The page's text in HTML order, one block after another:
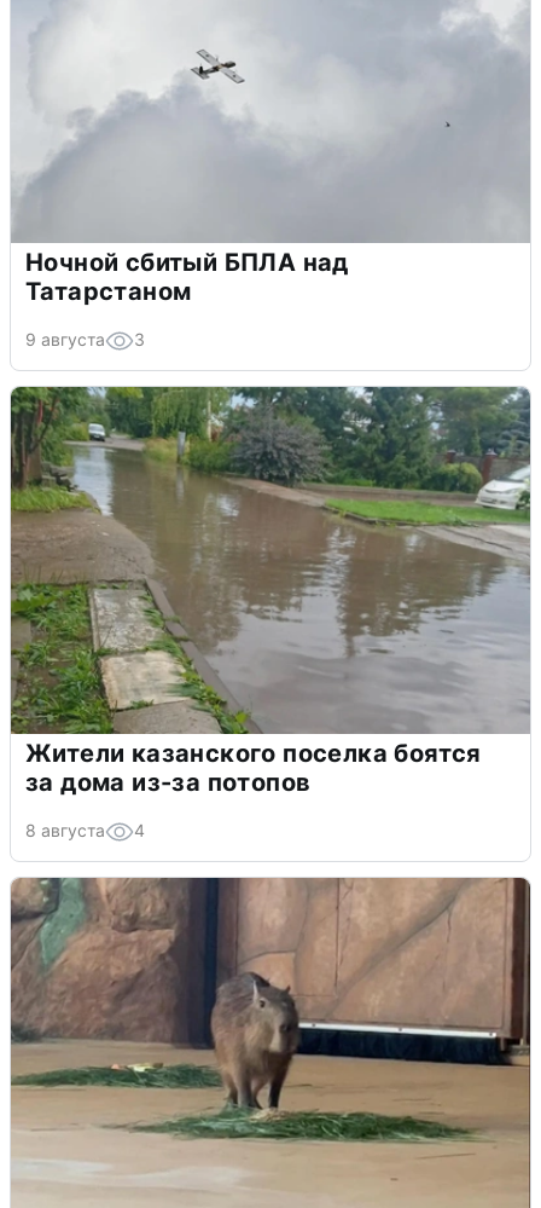
Ночной сбитый БПЛА над
Татарстаном
9 августа 3
Жители казанского поселка боятся
за дома из-за потопов
8 августа 4